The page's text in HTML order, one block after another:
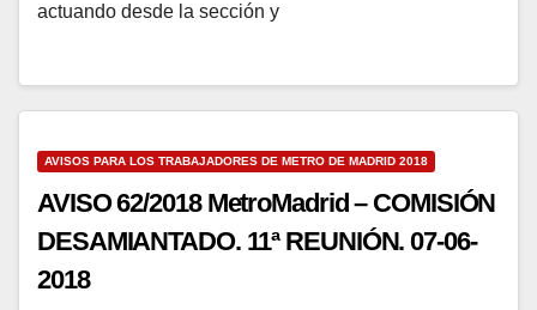
actuando desde la sección y
AVISOS PARA LOS TRABAJADORES DE METRO DE MADRID 2018
AVISO 62/2018 MetroMadrid – COMISIÓN
DESAMIANTADO. 11ª REUNIÓN. 07-06-
2018